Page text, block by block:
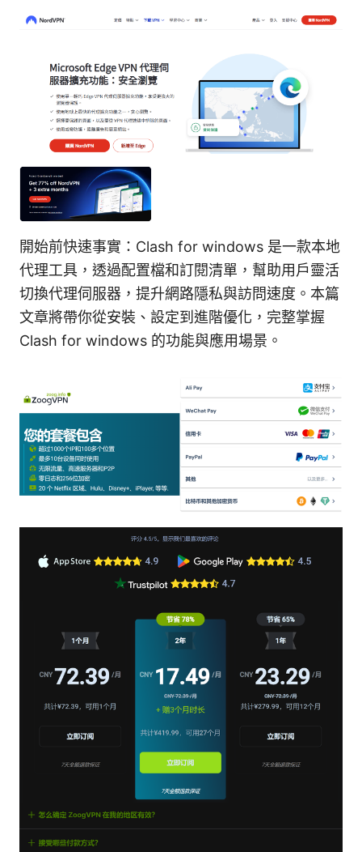
開始前快速事實：Clash for windows 是一款本地
代理工具，透過配置檔和訂閱清單，幫助用戶靈活
切換代理伺服器，提升網路隱私與訪問速度。本篇
文章將帶你從安裝、設定到進階優化，完整掌握
Clash for windows 的功能與應用場景。